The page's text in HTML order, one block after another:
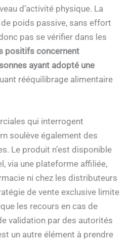
d’activité physique. La
poids passive, sans effort
pas se vérifier dans les
positifs concernent
ayant adopté une
rééquilibrage alimentaire
qui interrogent
soulève également des
Le produit n’est disponible
via une plateforme affiliée,
ni chez les distributeurs
de vente exclusive limite
les recours en cas de
validation par des autorités
un autre élément à prendre